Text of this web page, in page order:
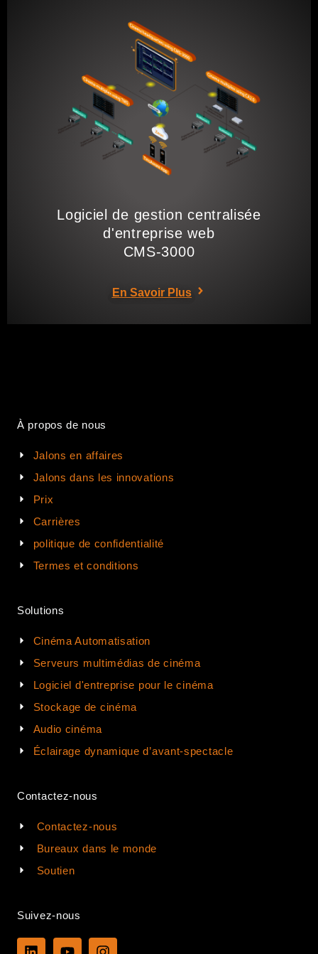
Logiciel de gestion centralisée
d'entreprise web
CMS-3000
En Savoir Plus
À propos de nous
Jalons en affaires
Jalons dans les innovations
Prix
Carrières
politique de confidentialité
Termes et conditions
Solutions
Cinéma Automatisation
Serveurs multimédias de cinéma
Logiciel d'entreprise pour le cinéma
Stockage de cinéma
Audio cinéma
Éclairage dynamique d’avant-spectacle
Contactez-nous
Contactez-nous
Bureaux dans le monde
Soutien
Suivez-nous
L
Y
I